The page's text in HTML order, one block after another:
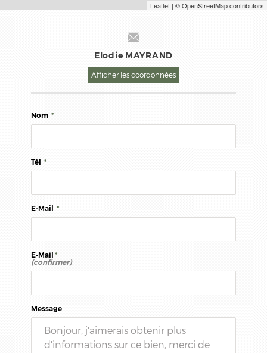
Leaflet | © OpenStreetMap contributors
Elodie MAYRAND
Afficher les coordonnées
Nom *
Tél *
E-Mail *
E-Mail *
(confirmer)
Message